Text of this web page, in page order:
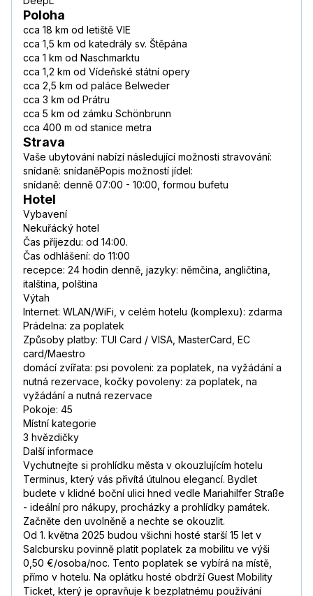
Poloha
cca 18 km od letiště VIE
cca 1,5 km od katedrály sv. Štěpána
cca 1 km od Naschmarktu
cca 1,2 km od Vídeňské státní opery
cca 2,5 km od paláce Belweder
cca 3 km od Prátru
cca 5 km od zámku Schönbrunn
cca 400 m od stanice metra
Strava
Vaše ubytování nabízí následující možnosti stravování:
snídaně: snídaněPopis možností jídel:
snídaně: denně 07:00 - 10:00, formou bufetu
Hotel
Vybavení
Nekuřácký hotel
Čas příjezdu: od 14:00.
Čas odhlášení: do 11:00
recepce: 24 hodin denně, jazyky: němčina, angličtina,
italština, polština
Výtah
Internet: WLAN/WiFi, v celém hotelu (komplexu): zdarma
Prádelna: za poplatek
Způsoby platby: TUI Card / VISA, MasterCard, EC
card/Maestro
domácí zvířata: psi povoleni: za poplatek, na vyžádání a
nutná rezervace, kočky povoleny: za poplatek, na
vyžádání a nutná rezervace
Pokoje: 45
Místní kategorie
3 hvězdičky
Další informace
Vychutnejte si prohlídku města v okouzlujícím hotelu
Terminus, který vás přivítá útulnou elegancí. Bydlet
budete v klidné boční ulici hned vedle Mariahilfer Straße
- ideální pro nákupy, procházky a prohlídky památek.
Začněte den uvolněně a nechte se okouzlit.
Od 1. května 2025 budou všichni hosté starší 15 let v
Salcbursku povinně platit poplatek za mobilitu ve výši
0,50 €/osoba/noc. Tento poplatek se vybírá na místě,
přímo v hotelu. Na oplátku hosté obdrží Guest Mobility
Ticket, který je opravňuje k bezplatnému používání